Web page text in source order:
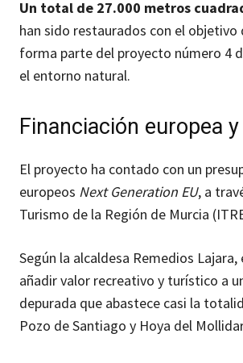
Un total de 27.000 metros
han sido restaurados con el
forma parte del proyecto número 4
el entorno natural.
Financiación europea
El proyecto ha contado con un
europeos Next Generation EU, a
Turismo de la Región de Murcia
Según la alcaldesa Remedios
añadir valor recreativo y turístico a
depurada que abastece casi la
Pozo de Santiago y Hoya del